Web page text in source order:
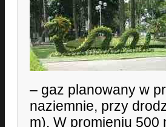
– gaz planowany w
naziemnie, przy
m). W promieniu